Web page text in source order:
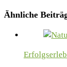
Ähnliche